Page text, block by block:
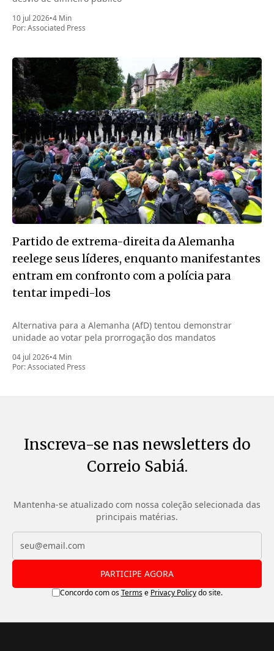
10 jul 2026•4 Min
Por:Associated Press
Partido de extrema-direita da Alemanha
reelege seus líderes, enquanto manifestantes
entram em confronto com a polícia para
tentar impedi-los
Alternativa para a Alemanha (AfD) tentou demonstrar
unidade ao votar pela prorrogação dos mandatos
04 jul 2026•4 Min
Por:Associated Press
Inscreva-se nas newsletters do
Correio Sabiá.
Mantenha-se atualizado com nossa coleção selecionada das
principais matérias.
PARTICIPE AGORA
Concordo com osTermse Privacy Policydo site.